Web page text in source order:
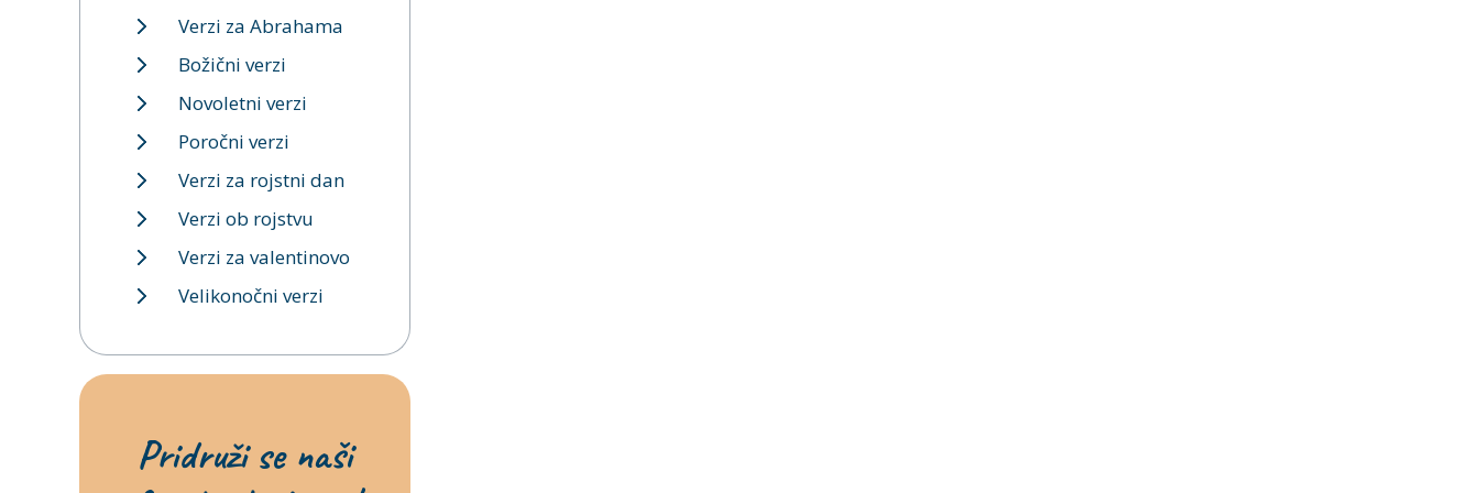
Verzi za Abrahama
Božični verzi
Novoletni verzi
Poročni verzi
Verzi za rojstni dan
Verzi ob rojstvu
Verzi za valentinovo
Velikonočni verzi
Pridruži se naši